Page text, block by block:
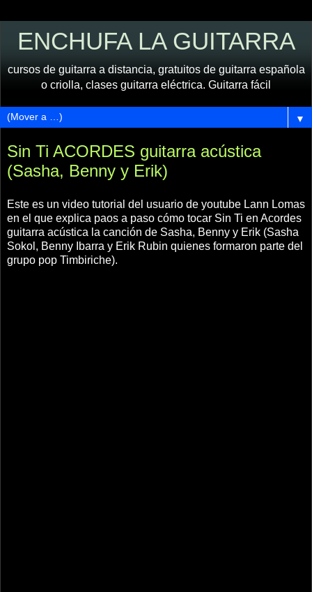
ENCHUFA LA GUITARRA
cursos de guitarra a distancia, gratuitos de guitarra española
o criolla, clases guitarra eléctrica. Guitarra fácil
▼
Sin Ti ACORDES guitarra acústica
(Sasha, Benny y Erik)
Este es un video tutorial del usuario de youtube Lann Lomas
en el que explica paos a paso cómo tocar Sin Ti en Acordes
guitarra acústica la canción de Sasha, Benny y Erik (Sasha
Sokol, Benny Ibarra y Erik Rubin quienes formaron parte del
grupo pop Timbiriche).